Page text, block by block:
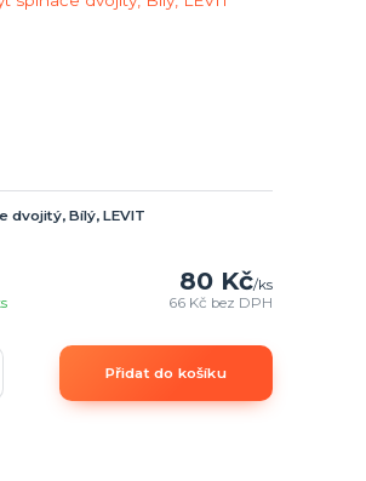
dvojitý, Bílý, LEVIT
80 Kč/ks
66 Kč bez DPH
Přidat do košíku